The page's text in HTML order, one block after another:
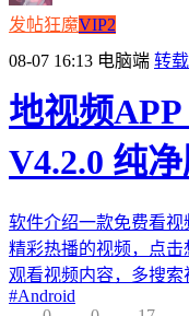
发帖狂魔VIP2
08-07 16:13 电脑端 转
地视频APP
V4.2.0 纯
软件介绍一款免费看视
精彩热播的视频，点
观看视频内容，多搜
#Android